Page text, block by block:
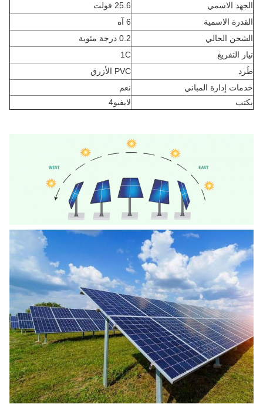
الجهد الاسمي
25.6 فولت
القدرة الاسمية
6 آه
الشحن الحالي
0.2 درجة مئوية
تيار التفريغ
1C
طَرد
PVC الأزرق
خدمات إدارة المباني
نعم
يكتب
لايفبو4